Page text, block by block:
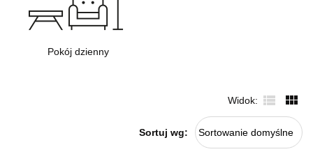
Pokój dzienny
Widok
Sortuj wg: Sortowanie domyślne